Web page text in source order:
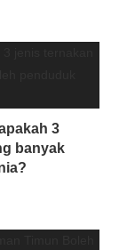
3
banyak